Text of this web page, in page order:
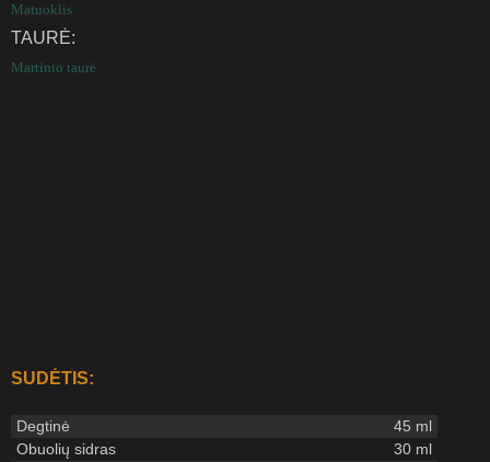
Matuoklis
TAURĖ:
Martinio taurė
SUDĖTIS:
Degtinė
45 ml
Obuolių sidras
30 ml